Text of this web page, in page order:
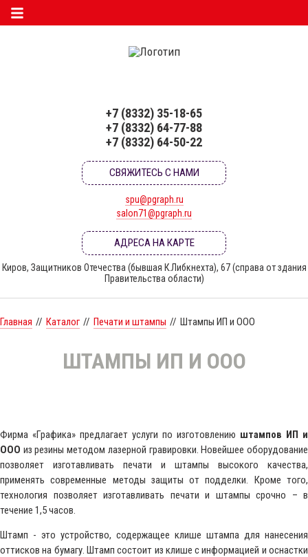
+7 (8332) 35-18-65
+7 (8332) 64-77-88
+7 (8332) 64-50-22
СВЯЖИТЕСЬ С НАМИ
spu@pgraph.ru
salon71@pgraph.ru
АДРЕСА НА КАРТЕ
Киров, Защитников Отечества (бывшая К.Либкнехта), 67 (справа от здания
Правительства области)
Главная // Каталог // Печати и штампы // Штампы ИП и ООО
ШТАМПЫ ИП И ООО
Фирма «Графика» предлагает услуги по изготовлению штампов ИП и
ООО из резины методом лазерной гравировки. Новейшее оборудование
позволяет изготавливать печати и штампы высокого качества,
применять современные методы защиты от подделки. Кроме того,
технология позволяет изготавливать печати и штампы срочно – в
течение 1,5 часов.
Штамп - это устройство, содержащее клише штампа для нанесения
оттисков на бумагу. Штамп состоит из клише с информацией и оснастки